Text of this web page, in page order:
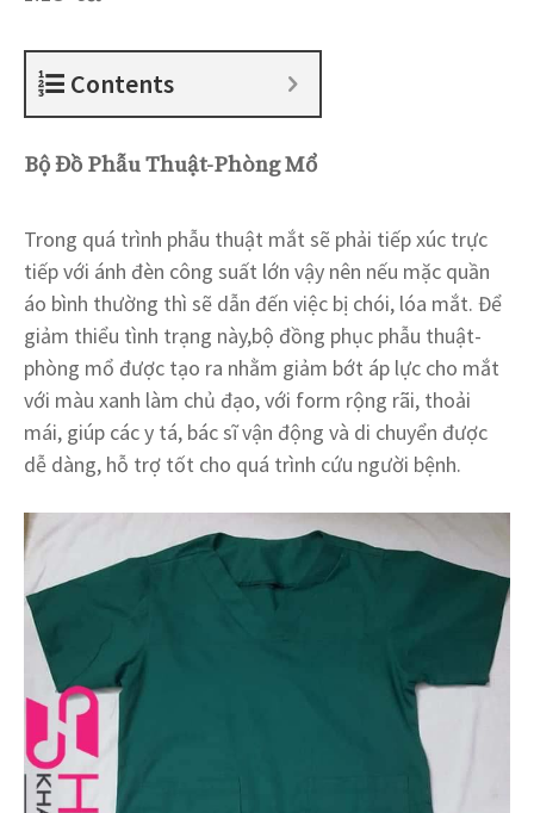
Contents
Bộ Đồ Phẫu Thuật-Phòng Mổ
Trong quá trình phẫu thuật mắt sẽ phải tiếp xúc trực
tiếp với ánh đèn công suất lớn vậy nên nếu mặc quần
áo bình thường thì sẽ dẫn đến việc bị chói, lóa mắt. Để
giảm thiểu tình trạng này,bộ đồng phục phẫu thuật-
phòng mổ được tạo ra nhằm giảm bớt áp lực cho mắt
với màu xanh làm chủ đạo, với form rộng rãi, thoải
mái, giúp các y tá, bác sĩ vận động và di chuyển được
dễ dàng, hỗ trợ tốt cho quá trình cứu người bệnh.